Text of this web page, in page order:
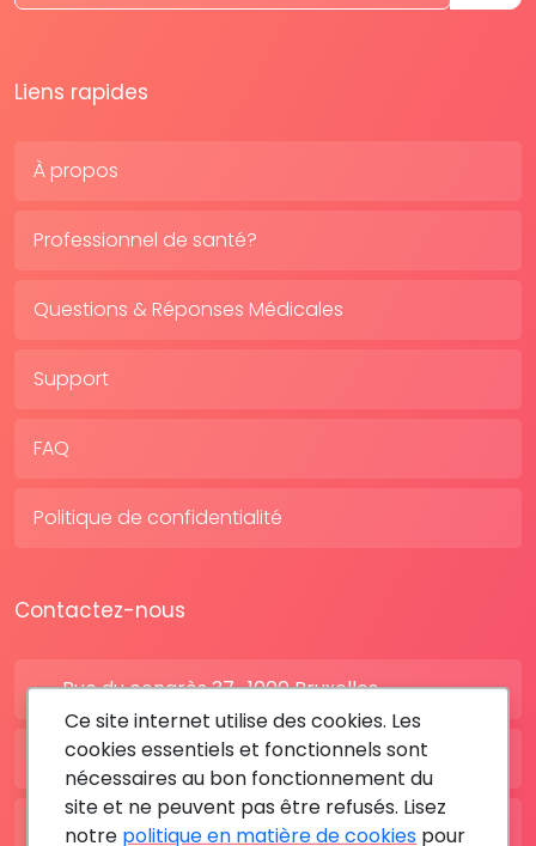
Liens rapides
À propos
Professionnel de santé?
Questions & Réponses Médicales
Support
FAQ
Politique de confidentialité
Contactez-nous
Rue du congrès 37 , 1000 Bruxelles
BE: +32 28080227
FR: +33 183642895
Ce site internet utilise des cookies. Les
cookies essentiels et fonctionnels sont
nécessaires au bon fonctionnement du
site et ne peuvent pas être refusés. Lisez
notre politique en matière de cookies pour